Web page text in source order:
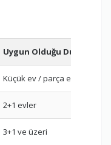
Uygun Olduğu Durum
Küçük ev / parça eşya
2+1 evler
3+1 ve üzeri